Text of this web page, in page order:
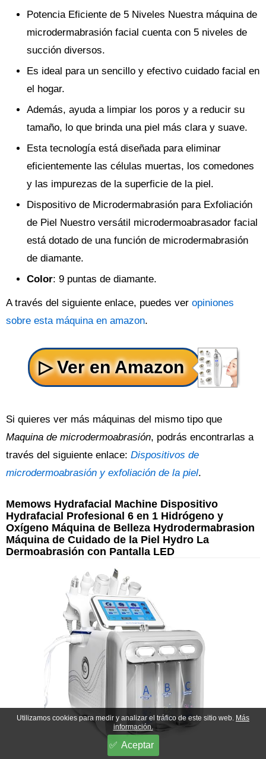
Potencia Eficiente de 5 Niveles Nuestra máquina de
microdermabrasión facial cuenta con 5 niveles de
succión diversos.
Es ideal para un sencillo y efectivo cuidado facial en
el hogar.
Además, ayuda a limpiar los poros y a reducir su
tamaño, lo que brinda una piel más clara y suave.
Esta tecnología está diseñada para eliminar
eficientemente las células muertas, los comedones
y las impurezas de la superficie de la piel.
Dispositivo de Microdermabrasión para Exfoliación
de Piel Nuestro versátil microdermoabrasador facial
está dotado de una función de microdermabrasión
de diamante.
Color: 9 puntas de diamante.
A través del siguiente enlace, puedes ver opiniones
sobre esta máquina en amazon.
Si quieres ver más máquinas del mismo tipo que
Maquina de microdermoabrasión, podrás encontrarlas a
través del siguiente enlace: Dispositivos de
microdermoabrasión y exfoliación de la piel.
Memows Hydrafacial Machine Dispositivo
Hydrafacial Profesional 6 en 1 Hidrógeno y
Oxígeno Máquina de Belleza Hydrodermabrasion
Máquina de Cuidado de la Piel Hydro La
Dermoabrasión con Pantalla LED
Utilizamos cookies para medir y analizar el tráfico de este sitio web. Más
información.
Aceptar